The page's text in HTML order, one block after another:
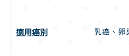
適用癌別 乳癌、卵